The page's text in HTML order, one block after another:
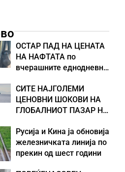
ОСТАР ПАД НА ЦЕНАТА
НА НАФТАТА по
вчерашните еднодневни
СИТЕ НАЈГОЛЕМИ
ЦЕНОВНИ ШОКОВИ НА
ГЛОБАЛНИОТ ПАЗАР НА
воените конфликти во
Персискиот Залив
Русија и Кина ја обновија
железничката линија по
прекин од шест години